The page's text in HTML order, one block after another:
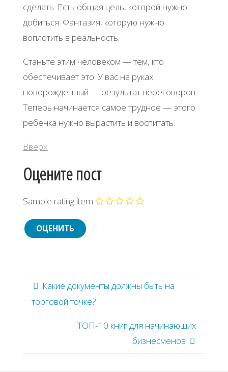
сделать. Есть общая цель, которой нужно
добиться. Фантазия, которую нужно
воплотить в реальность.
Станьте этим человеком — тем, кто
обеспечивает это. У вас на руках
новорожденный — результат переговоров.
Теперь начинается самое трудное — этого
ребенка нужно вырастить и воспитать.
Вверх
Оцените пост
Sample rating item
Какие документы должны быть на
торговой точке?
ТОП-10 книг для начинающих
бизнесменов